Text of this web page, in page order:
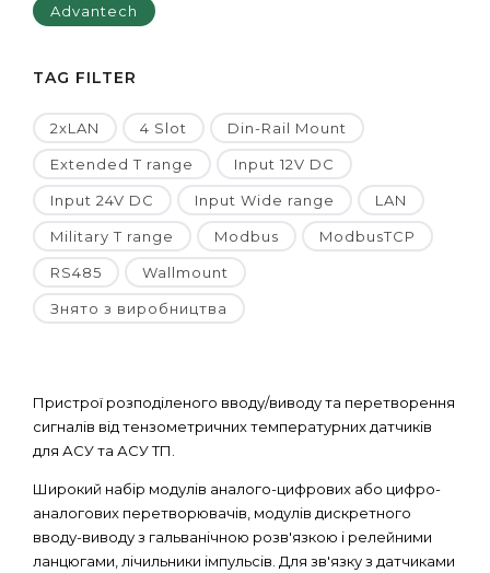
Advantech
TAG FILTER
2xLAN 4 Slot Din-Rail Mount
Extended T range Input 12V DC
Input 24V DC Input Wide range LAN
Military T range Modbus ModbusTCP
RS485 Wallmount
Знято з виробництва
Пристрої розподіленого вводу/виводу та перетворення
сигналів від тензометричних температурних датчиків
для АСУ та АСУ ТП.
Широкий набір модулів аналого-цифрових або цифро-
аналогових перетворювачів, модулів дискретного
вводу-виводу з гальванічною розв'язкою і релейними
ланцюгами, лічильники імпульсів. Для зв'язку з датчиками